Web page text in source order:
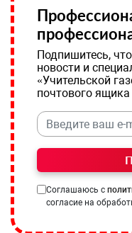
Подпишитесь,
новости и
«Учительской
почтового ящика
Соглашаюсь с
согласие на